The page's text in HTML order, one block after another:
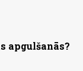
apgulšanās?